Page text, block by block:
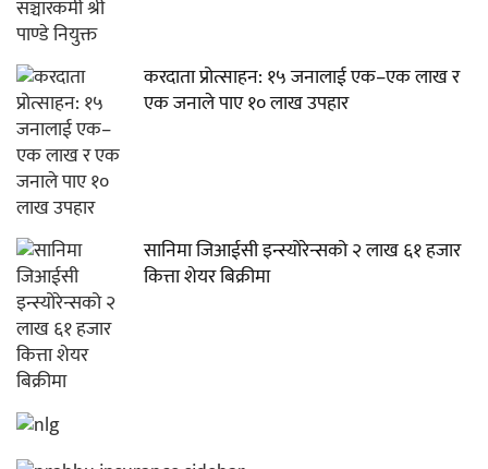
करदाता प्रोत्साहन: १५ जनालाई एक–एक लाख र
एक जनाले पाए १० लाख उपहार
सानिमा जिआईसी इन्स्योरेन्सको २ लाख ६१ हजार
कित्ता शेयर बिक्रीमा